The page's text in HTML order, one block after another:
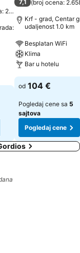
2.247
7,1 (broj ocena:
Krf - grad, Centar
udaljenost 1.0 km
Besplatan WiFi
Klima
Bar u hotelu
od 104 €
Pogledaj cene sa 5
sajtova
Pogledaj cene